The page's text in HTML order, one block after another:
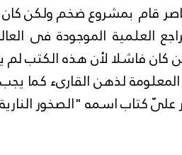
قام بمشروع ضخم ولكن
العلمية الموجودة فى
كان فاشلا لأن هذه الكتب لم
لذهن القارىء كما
كتاب اسمه "الصخور